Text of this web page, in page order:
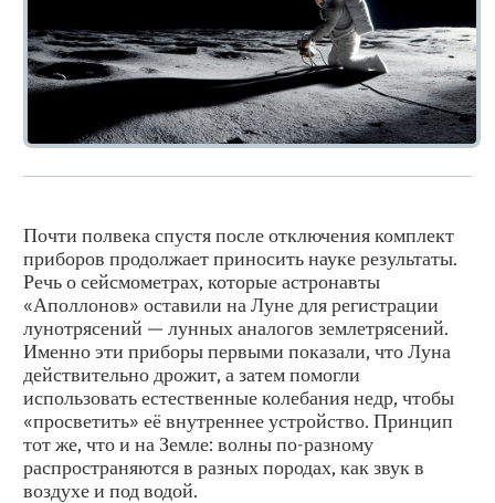
Почти полвека спустя после отключения комплект
приборов продолжает приносить науке результаты.
Речь о сейсмометрах, которые астронавты
«Аполлонов» оставили на Луне для регистрации
лунотрясений — лунных аналогов землетрясений.
Именно эти приборы первыми показали, что Луна
действительно дрожит, а затем помогли
использовать естественные колебания недр, чтобы
«просветить» её внутреннее устройство. Принцип
тот же, что и на Земле: волны по-разному
распространяются в разных породах, как звук в
воздухе и под водой.